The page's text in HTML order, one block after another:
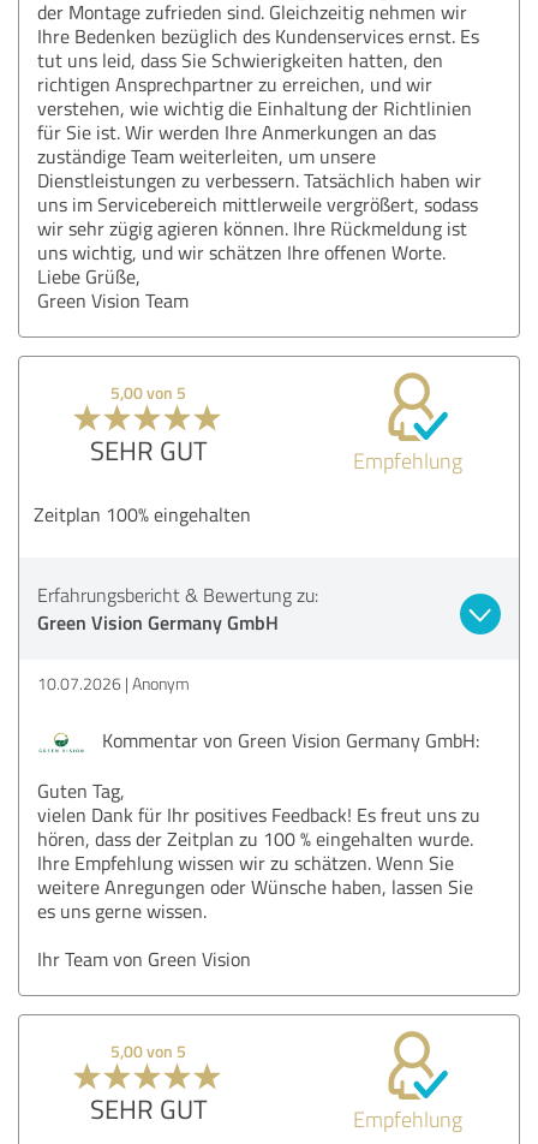
der Montage zufrieden sind. Gleichzeitig nehmen wir
Ihre Bedenken bezüglich des Kundenservices ernst. Es
tut uns leid, dass Sie Schwierigkeiten hatten, den
richtigen Ansprechpartner zu erreichen, und wir
verstehen, wie wichtig die Einhaltung der Richtlinien
für Sie ist. Wir werden Ihre Anmerkungen an das
zuständige Team weiterleiten, um unsere
Dienstleistungen zu verbessern. Tatsächlich haben wir
uns im Servicebereich mittlerweile vergrößert, sodass
wir sehr zügig agieren können. Ihre Rückmeldung ist
uns wichtig, und wir schätzen Ihre offenen Worte.
Liebe Grüße,
Green Vision Team
5,00 von 5
SEHR GUT Empfehlung
Zeitplan 100% eingehalten
Erfahrungsbericht & Bewertung zu:
Green Vision Germany GmbH
10.07.2026 Anonym
Kommentar von Green Vision Germany GmbH:
Guten Tag,
vielen Dank für Ihr positives Feedback! Es freut uns zu
hören, dass der Zeitplan zu 100 % eingehalten wurde.
Ihre Empfehlung wissen wir zu schätzen. Wenn Sie
weitere Anregungen oder Wünsche haben, lassen Sie
es uns gerne wissen.
Ihr Team von Green Vision
5,00 von 5
SEHR GUT Empfehlung